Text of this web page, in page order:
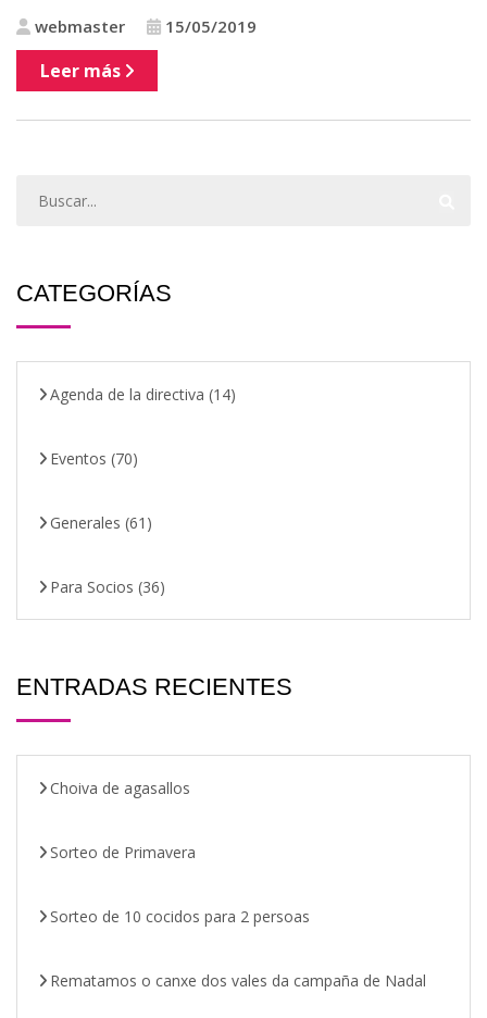
webmaster 15/05/2019
Leer más
CATEGORÍAS
Agenda de la directiva (14)
Eventos (70)
Generales (61)
Para Socios (36)
ENTRADAS RECIENTES
Choiva de agasallos
Sorteo de Primavera
Sorteo de 10 cocidos para 2 persoas
Rematamos o canxe dos vales da campaña de Nadal